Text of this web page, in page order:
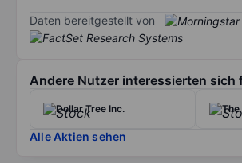
Daten bereitgestellt von
Andere Nutzer interessierten sich
Dollar Tree Inc. The
Alle Aktien sehen